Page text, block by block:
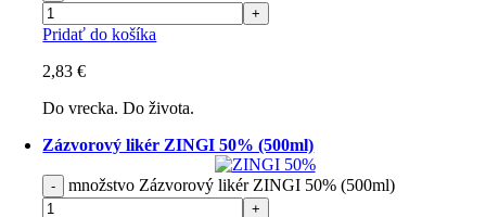
Pridať do košíka
2,83€
Do vrecka. Do života.
Zázvorový likér ZINGI 50% (500ml)
množstvo Zázvorový likér ZINGI 50% (500ml)